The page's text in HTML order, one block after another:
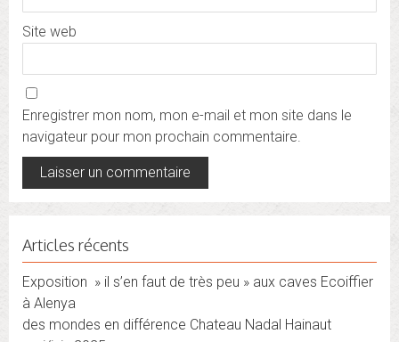
Site web
Enregistrer mon nom, mon e-mail et mon site dans le
navigateur pour mon prochain commentaire.
Articles récents
Exposition » il s’en faut de très peu » aux caves Ecoiffier
à Alenya
des mondes en différence Chateau Nadal Hainaut